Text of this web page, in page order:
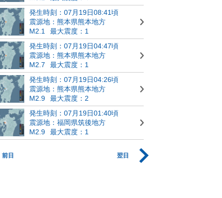
発生時刻：07月19日08:41頃
震源地：熊本県熊本地方
M2.1
最大震度：1
発生時刻：07月19日04:47頃
震源地：熊本県熊本地方
M2.7
最大震度：1
発生時刻：07月19日04:26頃
震源地：熊本県熊本地方
M2.9
最大震度：2
発生時刻：07月19日01:40頃
震源地：福岡県筑後地方
M2.9
最大震度：1
前日 翌日